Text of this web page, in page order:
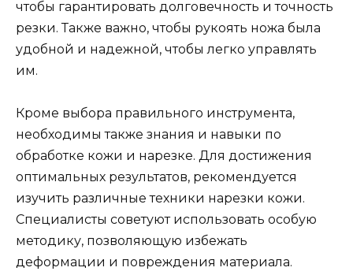
чтобы гарантировать долговечность и точность
резки. Также важно, чтобы рукоять ножа была
удобной и надежной, чтобы легко управлять
им.
Кроме выбора правильного инструмента,
необходимы также знания и навыки по
обработке кожи и нарезке. Для достижения
оптимальных результатов, рекомендуется
изучить различные техники нарезки кожи.
Специалисты советуют использовать особую
методику, позволяющую избежать
деформации и повреждения материала.